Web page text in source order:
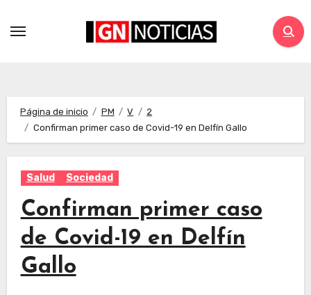
Página de inicio PM V
2
Confirman primer caso de Covid-19 en Delfín Gallo
Salud Sociedad
Confirman primer caso
de Covid-19 en Delfín
Gallo